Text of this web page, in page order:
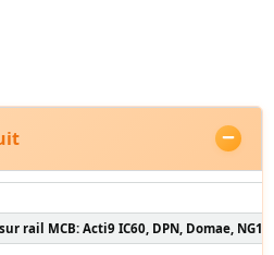
rail MCB: Acti9 IC60, DPN, Domae,